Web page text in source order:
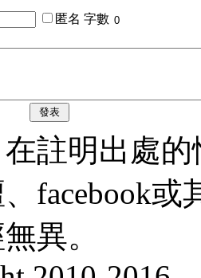
匿名 字數
發表
註明出處
facebook
異。